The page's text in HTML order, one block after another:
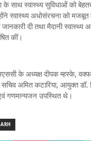
के साथ स्वास्थ्य सुविधाओं को
स्वास्थ्य अधोसंरचना को मजबूत
दी तथा मैदानी
कीं।
के अध्यक्ष दीपक म्हस्के, वक्फ
सचिव अमित कटारिया, आयुक्त डॉ.
गणमान्यजन उपस्थित थे।